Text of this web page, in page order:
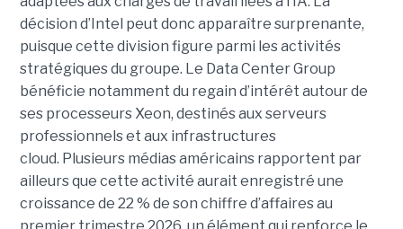
décision d’Intel peut donc apparaître surprenante,
puisque cette division figure parmi les activités
stratégiques du groupe. Le Data Center Group
bénéficie notamment du regain d’intérêt autour de
ses processeurs Xeon, destinés aux serveurs
professionnels et aux infrastructures
cloud. Plusieurs médias américains rapportent par
ailleurs que cette activité aurait enregistré une
croissance de 22 % de son chiffre d’affaires au